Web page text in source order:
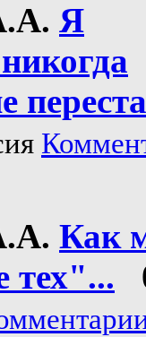
Я
Как
тех"...